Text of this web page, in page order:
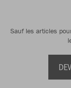
Sauf les articles